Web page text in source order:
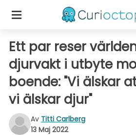
Ett par reser
djurvakt i utbyte
boende: "Vi älskar
vi älskar djur"
Av Titti Carlberg
13 Maj 2022